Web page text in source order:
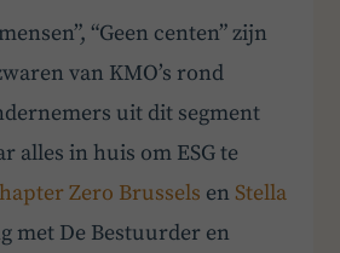
“Geen centen” zijn
van KMO’s rond
uit dit segment
alles in huis om ESG te
Zero Brussels en Stella
met De Bestuurder en